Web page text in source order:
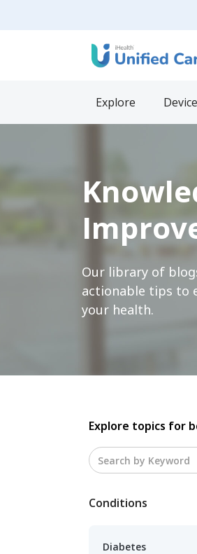
Explore
Our library of
actionable tips to
your health.
Explore topics for
Conditions
Diabetes